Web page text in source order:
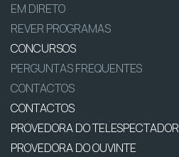
EM DIRETO
REVER PROGRAMAS
CONCURSOS
PERGUNTAS FREQUENTES
CONTACTOS
CONTACTOS
PROVEDORA DO TELESPECTADOR
PROVEDORA DO OUVINTE